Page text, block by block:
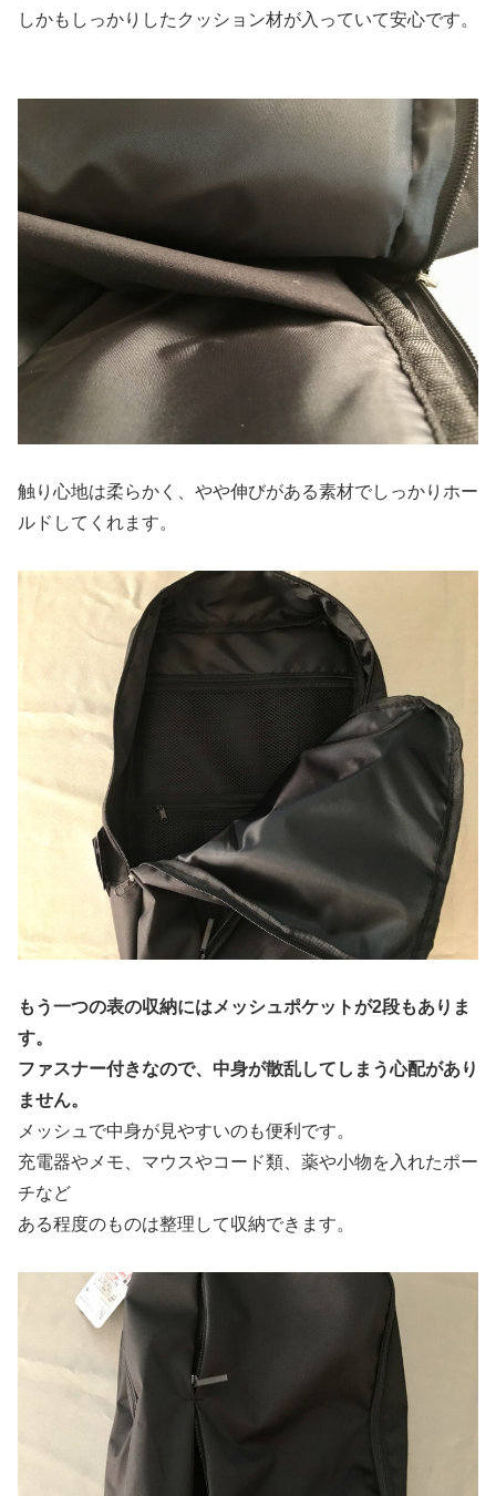
しかもしっかりしたクッション材が入っていて安心です。
触り心地は柔らかく、やや伸びがある素材でしっかりホー
ルドしてくれます。
もう一つの表の収納にはメッシュポケットが2段もありま
す。
ファスナー付きなので、中身が散乱してしまう心配があり
ません。
メッシュで中身が見やすいのも便利です。
充電器やメモ、マウスやコード類、薬や小物を入れたポー
チなど
ある程度のものは整理して収納できます。